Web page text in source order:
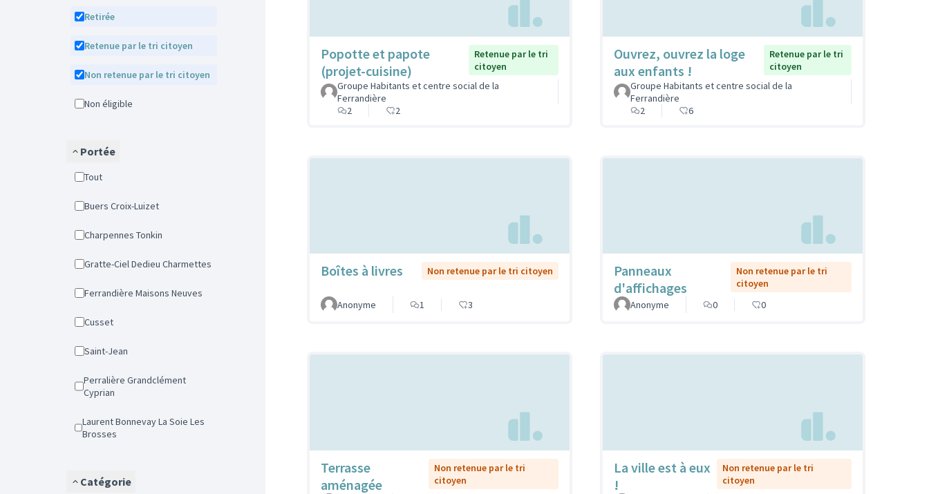
Retirée
Retenue par le tri citoyen
Non retenue par le tri citoyen
Non éligible
Portée
Tout
Buers Croix-Luizet
Charpennes Tonkin
Gratte-Ciel Dedieu Charmettes
Ferrandière Maisons Neuves
Cusset
Saint-Jean
Perralière Grandclément
Cyprian
Laurent Bonnevay La Soie Les
Brosses
Catégorie
Popotte et papote
(projet-cuisine)
Retenue par le tri
citoyen
Groupe Habitants et centre social de la
Ferrandière
2
2
Ouvrez, ouvrez la loge
aux enfants !
Retenue par le tri
citoyen
Groupe Habitants et centre social de la
Ferrandière
2
6
Boîtes à livres Non retenue par le tri citoyen
Anonyme 1 3
Panneaux
d'affichages
Non retenue par le tri
citoyen
Anonyme
0 0
Terrasse
aménagée
Non retenue par le tri
citoyen
La ville est à eux
!
Non retenue par le tri
citoyen